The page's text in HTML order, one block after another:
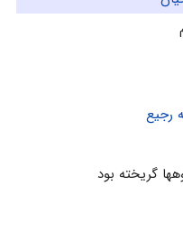
رجیع
گريخته بود